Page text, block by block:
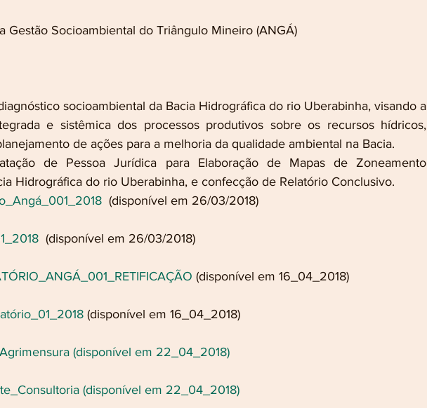
Gestão Socioambiental do Triângulo Mineiro (ANGÁ)
socioambiental da Bacia Hidrográfica do rio Uberabinha, visando a
e sistêmica dos processos produtivos sobre os recursos hídricos,
de ações para a melhoria da qualidade ambiental na Bacia.
de Pessoa Jurídica para Elaboração de Mapas de Zoneamento
Hidrográfica do rio Uberabinha, e confecção de Relatório Conclusivo.
  (disponível em 26/03/2018)
  (disponível em 26/03/2018)
(disponível em 16_04_2018)
(disponível em 16_04_2018)
(disponível em 22_04_2018)
(disponível em 22_04_2018)